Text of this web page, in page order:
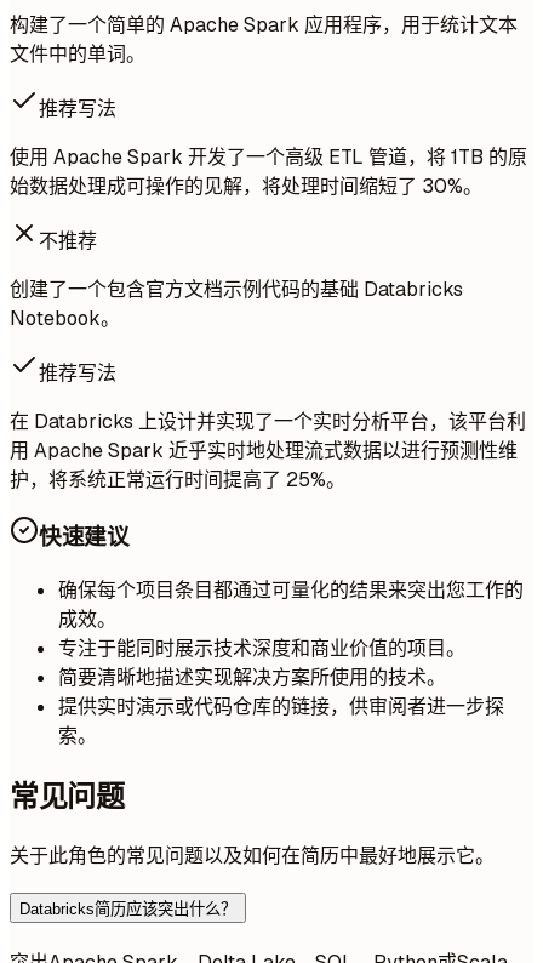
构建了一个简单的 Apache Spark 应用程序，用于统计文本
文件中的单词。
推荐写法
使用 Apache Spark 开发了一个高级 ETL 管道，将 1TB 的原
始数据处理成可操作的见解，将处理时间缩短了 30%。
不推荐
创建了一个包含官方文档示例代码的基础 Databricks
Notebook。
推荐写法
在 Databricks 上设计并实现了一个实时分析平台，该平台利
用 Apache Spark 近乎实时地处理流式数据以进行预测性维
护，将系统正常运行时间提高了 25%。
快速建议
确保每个项目条目都通过可量化的结果来突出您工作的
成效。
专注于能同时展示技术深度和商业价值的项目。
简要清晰地描述实现解决方案所使用的技术。
提供实时演示或代码仓库的链接，供审阅者进一步探
索。
常见问题
关于此角色的常见问题以及如何在简历中最好地展示它。
Databricks简历应该突出什么？